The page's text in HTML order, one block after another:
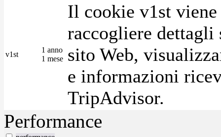
v1st
1 anno
1 mese
Il cookie v1st
raccogliere
sito Web,
e informazioni
TripAdvisor.
Performance